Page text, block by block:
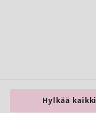
Hylkää kaikki